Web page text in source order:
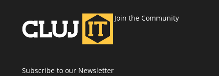
Join the Community
Subscribe to our Newsletter